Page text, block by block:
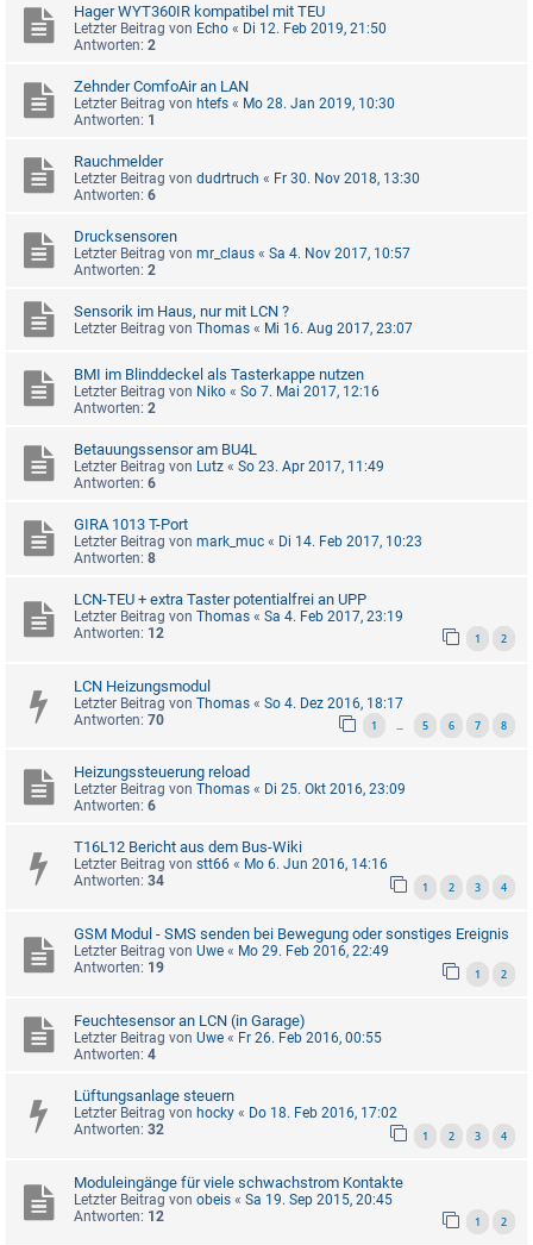
Hager WYT360IR kompatibel mit TEU
Letzter Beitrag von Echo « Di 12. Feb 2019, 21:50
Antworten: 2
Zehnder ComfoAir an LAN
Letzter Beitrag von htefs « Mo 28. Jan 2019, 10:30
Antworten: 1
Rauchmelder
Letzter Beitrag von dudrtruch « Fr 30. Nov 2018, 13:30
Antworten: 6
Drucksensoren
Letzter Beitrag von mr_claus « Sa 4. Nov 2017, 10:57
Antworten: 2
Sensorik im Haus, nur mit LCN ?
Letzter Beitrag von Thomas « Mi 16. Aug 2017, 23:07
BMI im Blinddeckel als Tasterkappe nutzen
Letzter Beitrag von Niko « So 7. Mai 2017, 12:16
Antworten: 2
Betauungssensor am BU4L
Letzter Beitrag von Lutz « So 23. Apr 2017, 11:49
Antworten: 6
GIRA 1013 T-Port
Letzter Beitrag von mark_muc « Di 14. Feb 2017, 10:23
Antworten: 8
LCN-TEU + extra Taster potentialfrei an UPP
Letzter Beitrag von Thomas « Sa 4. Feb 2017, 23:19
Antworten: 12 1 2
LCN Heizungsmodul
Letzter Beitrag von Thomas « So 4. Dez 2016, 18:17
Antworten: 70 1 … 5 6 7 8
Heizungssteuerung reload
Letzter Beitrag von Thomas « Di 25. Okt 2016, 23:09
Antworten: 6
T16L12 Bericht aus dem Bus-Wiki
Letzter Beitrag von stt66 « Mo 6. Jun 2016, 14:16
Antworten: 34 1 2 3 4
GSM Modul - SMS senden bei Bewegung oder sonstiges Ereignis
Letzter Beitrag von Uwe « Mo 29. Feb 2016, 22:49
Antworten: 19 1 2
Feuchtesensor an LCN (in Garage)
Letzter Beitrag von Uwe « Fr 26. Feb 2016, 00:55
Antworten: 4
Lüftungsanlage steuern
Letzter Beitrag von hocky « Do 18. Feb 2016, 17:02
Antworten: 32 1 2 3 4
Moduleingänge für viele schwachstrom Kontakte
Letzter Beitrag von obeis « Sa 19. Sep 2015, 20:45
Antworten: 12 1 2